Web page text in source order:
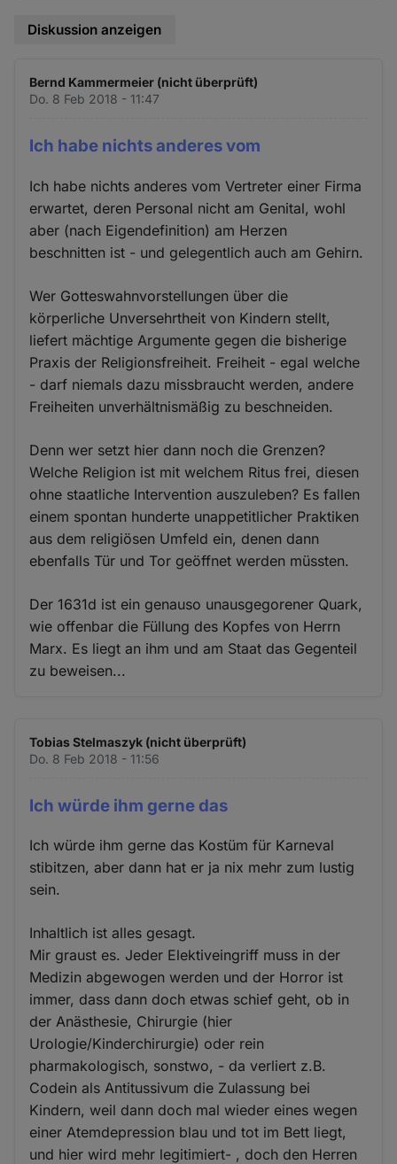
Diskussion anzeigen
Bernd Kammermeier (nicht überprüft)
Do. 8 Feb 2018 - 11:47
Ich habe nichts anderes vom
Ich habe nichts anderes vom Vertreter einer Firma
erwartet, deren Personal nicht am Genital, wohl
aber (nach Eigendefinition) am Herzen
beschnitten ist - und gelegentlich auch am Gehirn.
Wer Gotteswahnvorstellungen über die
körperliche Unversehrtheit von Kindern stellt,
liefert mächtige Argumente gegen die bisherige
Praxis der Religionsfreiheit. Freiheit - egal welche
- darf niemals dazu missbraucht werden, andere
Freiheiten unverhältnismäßig zu beschneiden.
Denn wer setzt hier dann noch die Grenzen?
Welche Religion ist mit welchem Ritus frei, diesen
ohne staatliche Intervention auszuleben? Es fallen
einem spontan hunderte unappetitlicher Praktiken
aus dem religiösen Umfeld ein, denen dann
ebenfalls Tür und Tor geöffnet werden müssten.
Der 1631d ist ein genauso unausgegorener Quark,
wie offenbar die Füllung des Kopfes von Herrn
Marx. Es liegt an ihm und am Staat das Gegenteil
zu beweisen...
Tobias Stelmaszyk (nicht überprüft)
Do. 8 Feb 2018 - 11:56
Ich würde ihm gerne das
Ich würde ihm gerne das Kostüm für Karneval
stibitzen, aber dann hat er ja nix mehr zum lustig
sein.
Inhaltlich ist alles gesagt.
Mir graust es. Jeder Elektiveingriff muss in der
Medizin abgewogen werden und der Horror ist
immer, dass dann doch etwas schief geht, ob in
der Anästhesie, Chirurgie (hier
Urologie/Kinderchirurgie) oder rein
pharmakologisch, sonstwo, - da verliert z.B.
Codein als Antitussivum die Zulassung bei
Kindern, weil dann doch mal wieder eines wegen
einer Atemdepression blau und tot im Bett liegt,
und hier wird mehr legitimiert- , doch den Herren